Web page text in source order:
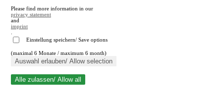
Suche schließen
Please find more information in our
privacy statement
and
imprint
Einstellung speichern/ Save options
(maximal 6 Monate / maximum 6 month)
Auswahl erlauben/ Allow selection
Alle zulassen/ Allow all